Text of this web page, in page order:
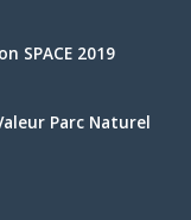
SPACE 2019
Parc Naturel